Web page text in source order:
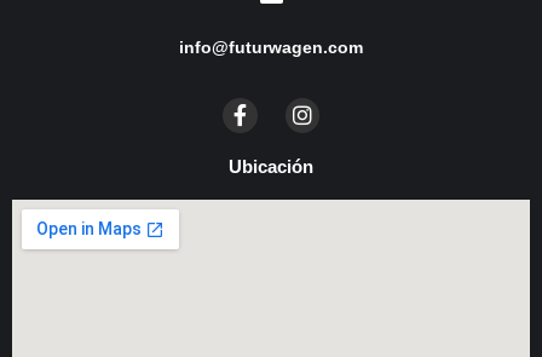
info@futurwagen.com
Ubicación